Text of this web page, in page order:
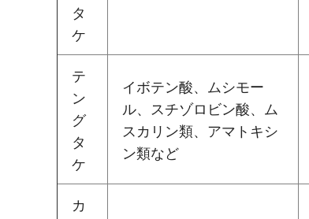
タ
ケ
テ
ン
グ
タ
ケ
イボテン酸、ムシモー
ル、スチゾロビン酸、ム
スカリン類、アマトキシ
ン類など
カ